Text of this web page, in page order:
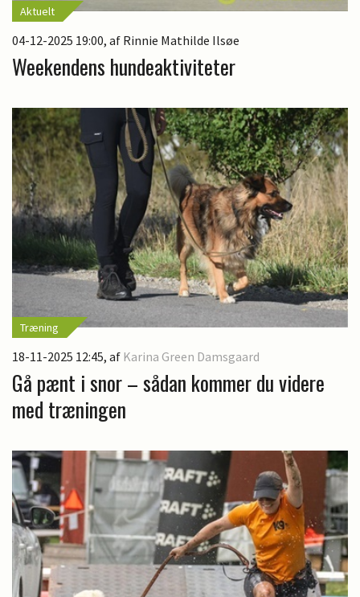
Aktuelt
04-12-2025 19:00, af Rinnie Mathilde Ilsøe
Weekendens hundeaktiviteter
Træning
18-11-2025 12:45, af Karina Green Damsgaard
Gå pænt i snor – sådan kommer du videre
med træningen